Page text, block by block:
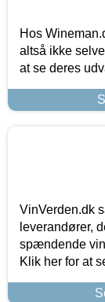
Hos
altså ikke
at se deres
VinVerden.dk
leverandører,
spændende
Klik her for at